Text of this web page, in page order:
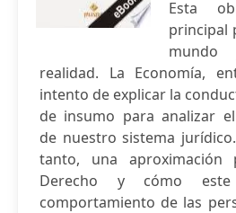
Esta
principal
realidad. La Economía,
intento de explicar la
de insumo para analizar
de nuestro sistema
tanto, una aproximación
Derecho y cómo
comportamiento de las